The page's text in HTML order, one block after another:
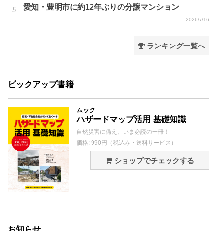
愛知・豊明市に約12年ぶりの分譲マンション
2026/7/16
ランキング一覧へ
ピックアップ書籍
ムック
ハザードマップ活用 基礎知識
自然災害に備え、いま必読の一冊！
価格: 990円（税込み・送料サービス）
ショップでチェックする